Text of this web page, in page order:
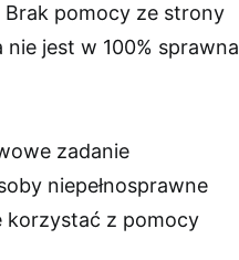
Brak pomocy ze strony
jest w 100% sprawna
zadanie
niepełnosprawne
korzystać z pomocy